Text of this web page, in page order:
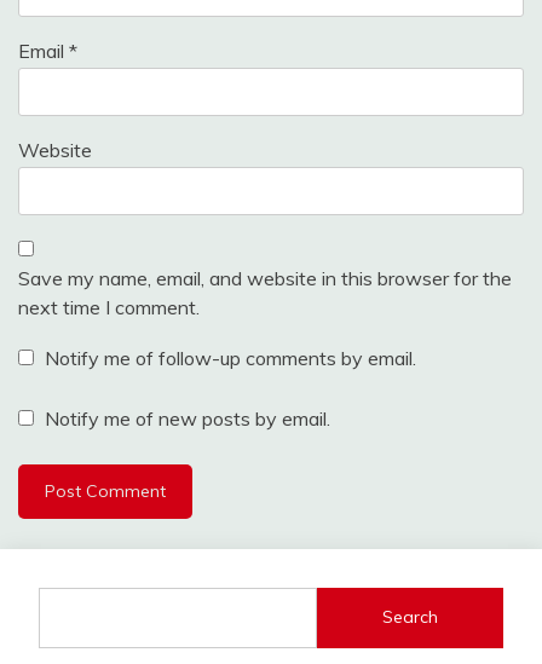
Email *
Website
Save my name, email, and website in this browser for the
next time I comment.
Notify me of follow-up comments by email.
Notify me of new posts by email.
Search